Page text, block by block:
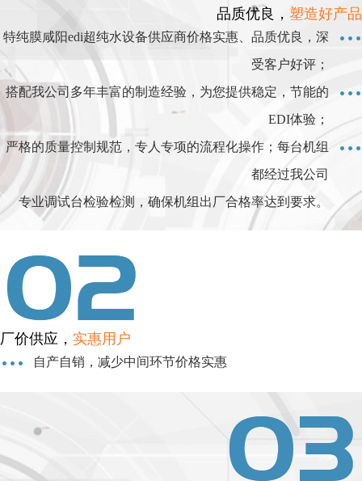
品质优良， 塑造好产品
特纯膜咸阳edi超纯水设备供应商价格实惠、品质优良，深
受客户好评；
搭配我公司多年丰富的制造经验，为您提供稳定，节能的
EDI体验；
严格的质量控制规范，专人专项的流程化操作；每台机组
都经过我公司
专业调试台检验检测，确保机组出厂合格率达到要求。
厂价供应， 实惠用户
自产自销，减少中间环节价格实惠